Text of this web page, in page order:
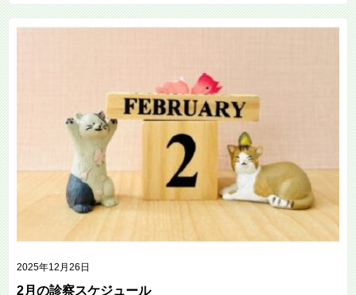
2025年12月26日
2月の診察スケジュール